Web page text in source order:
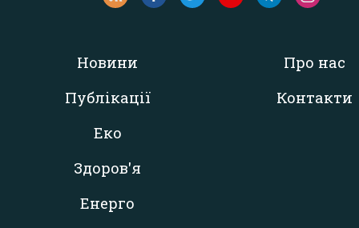
Новини
Публікації
Еко
Здоров'я
Енерго
Про нас
Контакти